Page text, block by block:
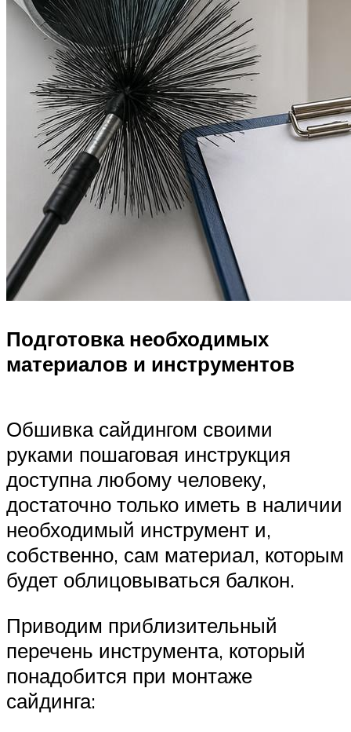
Подготовка необходимых
материалов и инструментов
Обшивка сайдингом своими
руками пошаговая инструкция
доступна любому человеку,
достаточно только иметь в наличии
необходимый инструмент и,
собственно, сам материал, которым
будет облицовываться балкон.
Приводим приблизительный
перечень инструмента, который
понадобится при монтаже
сайдинга: